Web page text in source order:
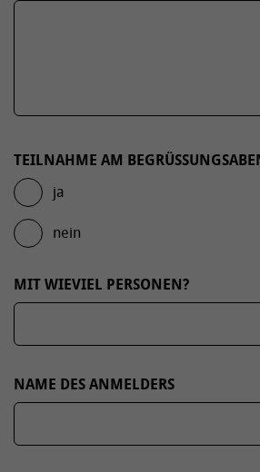
TEILNAHME AM
ja
nein
MIT WIEVIEL PERSONEN?
NAME DES ANMELDERS